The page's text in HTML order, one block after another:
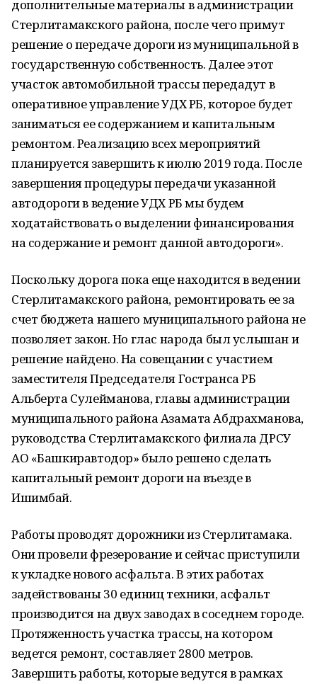
дополнительные материалы в администрации
Стерлитамакского района, после чего примут
решение о передаче дороги из муниципальной в
государственную собственность. Далее этот
участок автомобильной трассы передадут в
оперативное управление УДХ РБ, которое будет
заниматься ее содержанием и капитальным
ремонтом. Реализацию всех мероприятий
планируется завершить к июлю 2019 года. После
завершения процедуры передачи указанной
автодороги в ведение УДХ РБ мы будем
ходатайствовать о выделении финансирования
на содержание и ремонт данной автодороги».
Поскольку дорога пока еще находится в ведении
Стерлитамакского района, ремонтировать ее за
счет бюджета нашего муниципального района не
позволяет закон. Но глас народа был услышан и
решение найдено. На совещании с участием
заместителя Председателя Гостранса РБ
Альберта Сулейманова, главы администрации
муниципального района Азамата Абдрахманова,
руководства Стерлитамакского филиала ДРСУ
АО «Башкиравтодор» было решено сделать
капитальный ремонт дороги на въезде в
Ишимбай.
Работы проводят дорожники из Стерлитамака.
Они провели фрезерование и сейчас приступили
к укладке нового асфальта. В этих работах
задействованы 30 единиц техники, асфальт
производится на двух заводах в соседнем городе.
Протяженность участка трассы, на котором
ведется ремонт, составляет 2800 метров.
Завершить работы, которые ведутся в рамках